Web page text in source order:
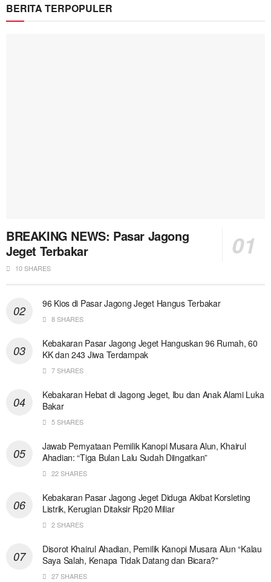
BERITA TERPOPULER
BREAKING NEWS: Pasar Jagong
Jeget Terbakar
10 SHARES
96 Kios di Pasar Jagong Jeget Hangus Terbakar
8 SHARES
Kebakaran Pasar Jagong Jeget Hanguskan 96 Rumah, 60
KK dan 243 Jiwa Terdampak
7 SHARES
Kebakaran Hebat di Jagong Jeget, Ibu dan Anak Alami Luka
Bakar
5 SHARES
Jawab Pernyataan Pemilik Kanopi Musara Alun, Khairul
Ahadian: “Tiga Bulan Lalu Sudah Diingatkan”
22 SHARES
Kebakaran Pasar Jagong Jeget Diduga Akibat Korsleting
Listrik, Kerugian Ditaksir Rp20 Miliar
2 SHARES
Disorot Khairul Ahadian, Pemilik Kanopi Musara Alun “Kalau
Saya Salah, Kenapa Tidak Datang dan Bicara?”
27 SHARES